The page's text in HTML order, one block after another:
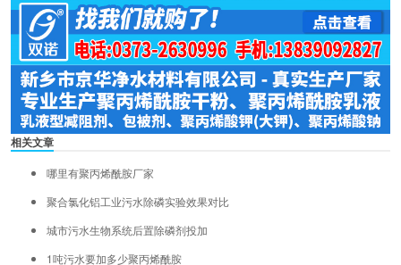
相关文章
哪里有聚丙烯酰胺厂家
聚合氯化铝工业污水除磷实验效果对比
城市污水生物系统后置除磷剂投加
1吨污水要加多少聚丙烯酰胺